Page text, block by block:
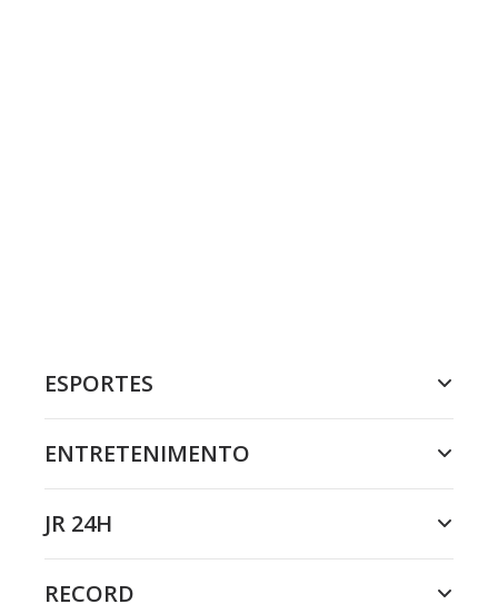
ESPORTES
ENTRETENIMENTO
JR 24H
RECORD